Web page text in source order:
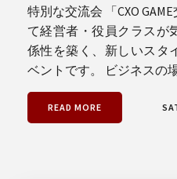
特別な交流会 「CXO
て経営者・役員クラスが
係性を築く、新しいスタ
ベントです。 ビジネスの
READ MORE